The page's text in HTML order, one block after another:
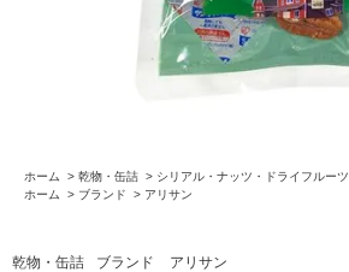
ホーム > 乾物・缶詰 > シリアル・ナッツ・ドライフルーツ
ホーム
> ブランド > アリサン
乾物・缶詰 ブランド アリサン